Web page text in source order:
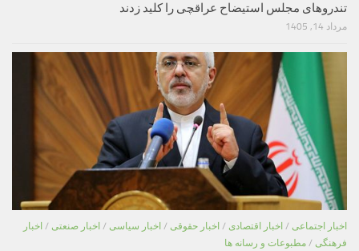
تندروهای مجلس استیضاح عراقچی را کلید زدند
مرداد 14, 1405
اخبار اجتماعی / اخبار اقتصادی / اخبار حقوقی / اخبار سیاسی / اخبار صنعتی / اخبار
فرهنگی / مطبوعات و رسانه ها